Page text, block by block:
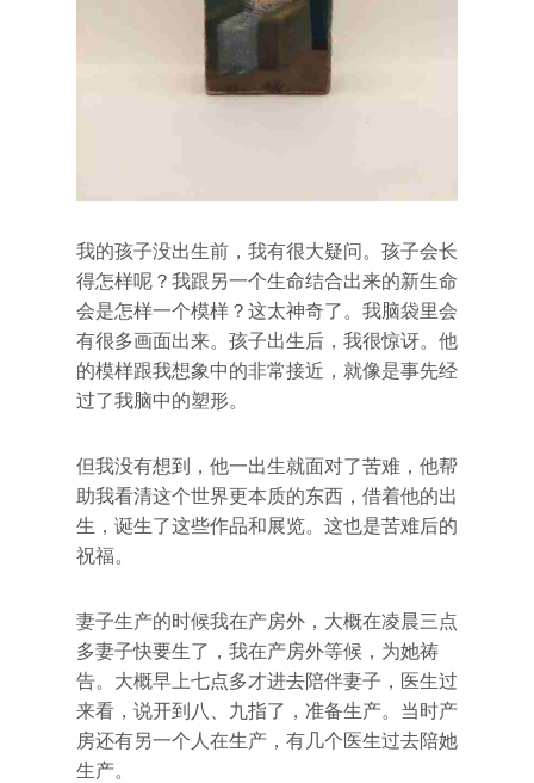
我的孩子没出生前，我有很大疑问。孩子会长
得怎样呢？我跟另一个生命结合出来的新生命
会是怎样一个模样？这太神奇了。我脑袋里会
有很多画面出来。孩子出生后，我很惊讶。他
的模样跟我想象中的非常接近，就像是事先经
过了我脑中的塑形。
但我没有想到，他一出生就面对了苦难，他帮
助我看清这个世界更本质的东西，借着他的出
生，诞生了这些作品和展览。这也是苦难后的
祝福。
妻子生产的时候我在产房外，大概在凌晨三点
多妻子快要生了，我在产房外等候，为她祷
告。大概早上七点多才进去陪伴妻子，医生过
来看，说开到八、九指了，准备生产。当时产
房还有另一个人在生产，有几个医生过去陪她
生产。